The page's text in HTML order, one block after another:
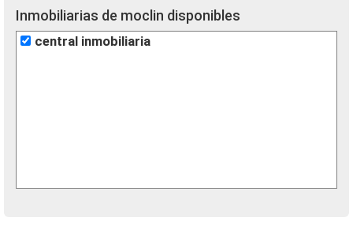
Inmobiliarias de moclin disponibles
central inmobiliaria